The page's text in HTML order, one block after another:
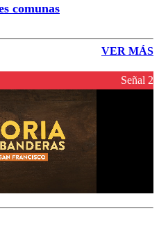
comunas
VER MÁS
Señal 2